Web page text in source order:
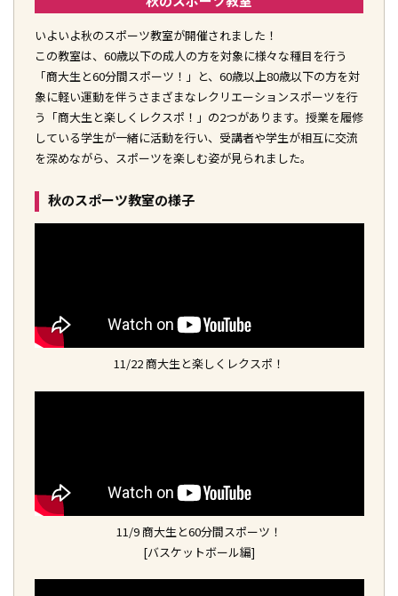
いよいよ秋のスポーツ教室が開催されました！
この教室は、60歳以下の成人の方を対象に様々な種目を行う
「商大生と60分間スポーツ！」と、60歳以上80歳以下の方を対
象に軽い運動を伴うさまざまなレクリエーションスポーツを行
う「商大生と楽しくレクスポ！」の2つがあります。授業を履修
している学生が一緒に活動を行い、受講者や学生が相互に交流
を深めながら、スポーツを楽しむ姿が見られました。
秋のスポーツ教室の様子
11/22 商大生と楽しくレクスポ！
11/9 商大生と60分間スポーツ！
[バスケットボール編]